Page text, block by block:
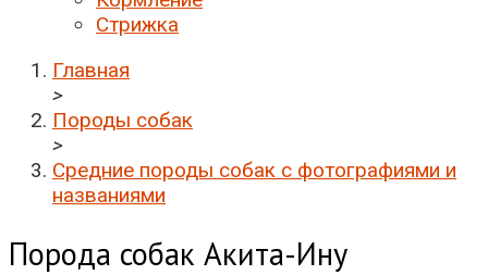
Стрижка
Главная
>
Породы собак
>
Средние породы собак с фотографиями и
названиями
Порода собак Акита-Ину